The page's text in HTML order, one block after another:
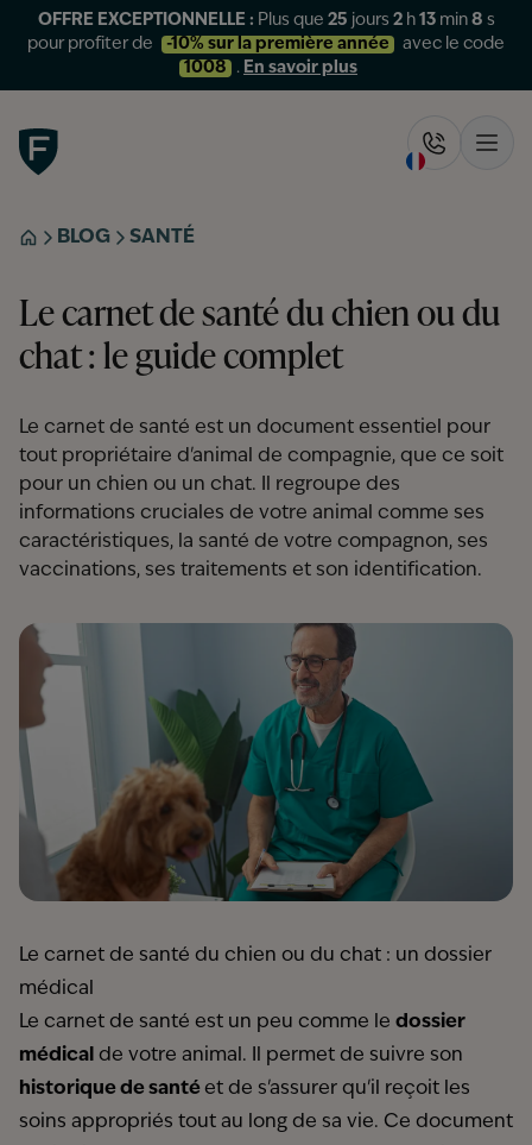
OFFRE EXCEPTIONNELLE : Plus que25 jours2 h13 min7s
pour profiter de
-10% sur la première année
avec le code
1008
. En savoir plus
Figo
ACCUEIL
BLOG SANTÉ
Le carnet de santé du chien ou du
chat : le guide complet
Le carnet de santé est un document essentiel pour
tout propriétaire d'animal de compagnie, que ce soit
pour un chien ou un chat. Il regroupe des
informations cruciales de votre animal comme ses
caractéristiques, la santé de votre compagnon, ses
vaccinations, ses traitements et son identification.
Le carnet de santé du chien ou du chat : un dossier
médical
Le carnet de santé est un peu comme le dossier
médical de votre animal. Il permet de suivre son
historique de santéet de s'assurer qu'il reçoit les
soins appropriés tout au long de sa vie. Ce document